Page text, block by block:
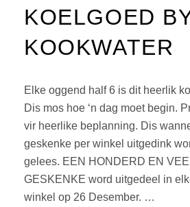
KOELGOED
KOOKWATER
Elke oggend half 6 is dit heerlik
Dis mos hoe ‘n dag moet begin.
vir heerlike beplanning. Dis
geskenke per winkel uitgedink
gelees. EEN HONDERD EN
GESKENKE word uitgedeel in
winkel op 26 Desember. …